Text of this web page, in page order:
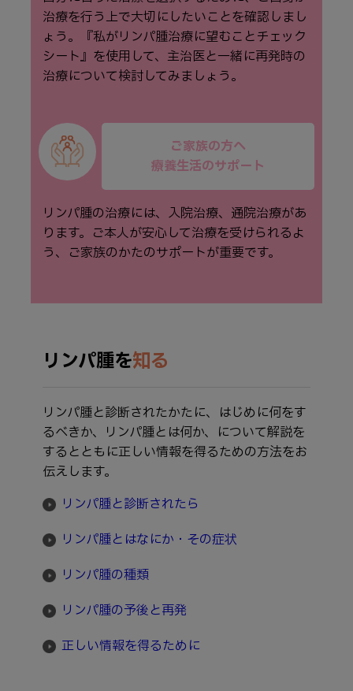
治療を⾏う上で⼤切にしたいことを確認しまし
ょう。『私がリンパ腫治療に望むことチェック
シート』を使⽤して、主治医と⼀緒に再発時の
治療について検討してみましょう。
ご家族の方へ
療養生活のサポート
リンパ腫の治療には、入院治療、通院治療があ
ります。ご本人が安心して治療を受けられるよ
う、ご家族のかたのサポートが重要です。
リンパ腫を知る
リンパ腫と診断されたかたに、はじめに何をす
るべきか、リンパ腫とは何か、について解説を
するとともに正しい情報を得るための方法をお
伝えします。
リンパ腫と診断されたら
リンパ腫とはなにか・その症状
リンパ腫の種類
リンパ腫の予後と再発
正しい情報を得るために